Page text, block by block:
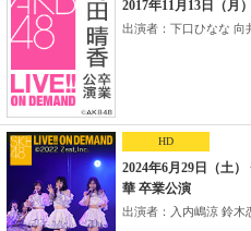
2017年11月13日（月
出演者：下口ひなな 向
HD
2024年6月29日（土
華 卒業公演
出演者：入内嶋涼 鈴木